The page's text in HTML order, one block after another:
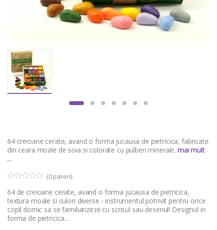
64 creioane cerate, avand o forma jucausa de pietricica, fabricate
din ceara moale de soia si colorate cu pulberi minerale.mai mult
...
o
u
o
f
(0pareri)
64 de creioane cerate, avand o forma jucausa de pietricica,
textura moale si culori diverse - instrumentul potrivit pentru orice
copil dornic sa se familiarizeze cu scrisul sau desenul! Designul in
forma de pietricica...